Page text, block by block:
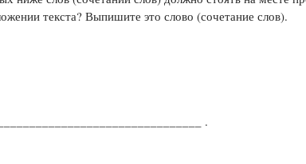
Цветков Л. А.
текста? Выпишите это слово (сочетание слов).
же
.